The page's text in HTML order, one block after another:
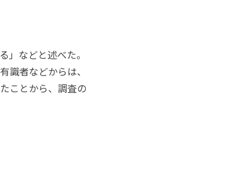
などと述べた。
識者などからは、
ことから、調査の